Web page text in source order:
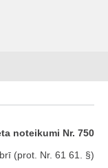
noteikumi Nr. 750
(prot. Nr. 61 61. §)